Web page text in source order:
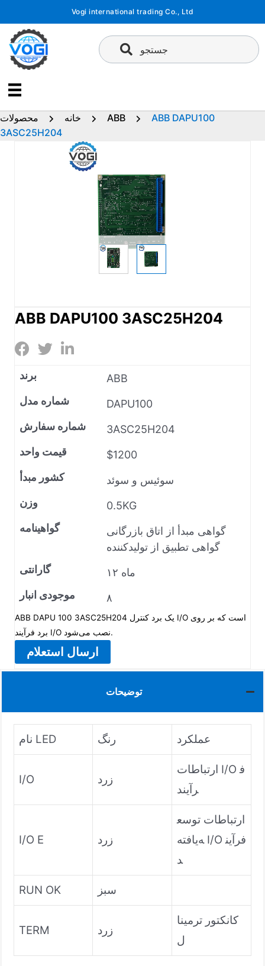
محتوا
Vogi international trading Co., Ltd
جستجو
خانه محصولات ABB
ABB DAPU100
3ASC25H204
ABB DAPU100 3ASC25H204
برند
ABB
شماره مدل
DAPU100
شماره سفارش
3ASC25H204
قیمت واحد
$1200
کشور مبدأ
سوئیس و سوئد
وزن
0.5KG
گواهینامه
گواهی مبدأ از اتاق بازرگانی
گواهی تطبیق از تولیدکننده
گارانتی
۱۲ ماه
موجودی انبار
۸
ABB DAPU 100 3ASC25H204 یک برد کنترل I/O است که بر روی
برد فرآیند I/O نصب می‌شود.
ارسال استعلام
توضیحات
نام LED رنگ عملکرد
I/O زرد
ارتباطات I/O ف
رآیند
I/O E زرد
ارتباطات توسع
ه‌یافته I/O فرآین
د
RUN OK سبز
TERM زرد
کانکتور ترمینا
ل